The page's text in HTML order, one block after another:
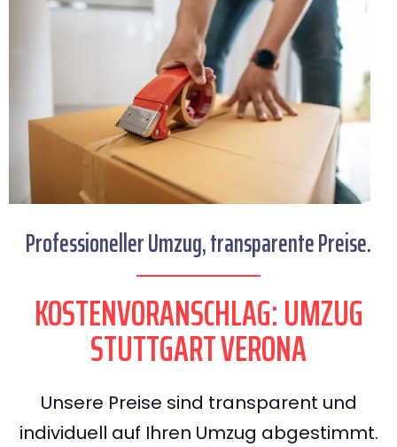
Professioneller Umzug, transparente Preise.
KOSTENVORANSCHLAG: UMZUG
STUTTGART VERONA
Unsere Preise sind transparent und
individuell auf Ihren Umzug abgestimmt.